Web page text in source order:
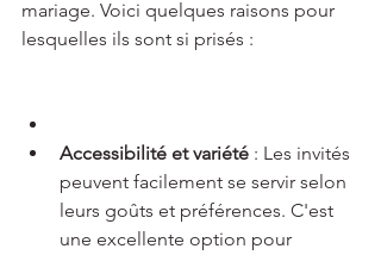
mariage. Voici quelques raisons pour
lesquelles ils sont si prisés :
Accessibilité et variété : Les invités
peuvent facilement se servir selon
leurs goûts et préférences. C'est
une excellente option pour